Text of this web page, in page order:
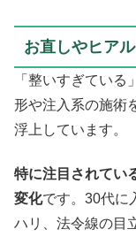
お直しやヒア
「整いすぎてい
形や注入系の施術
浮上しています。
特に注目されてい
変化です。30代に
ハリ、法令線の目